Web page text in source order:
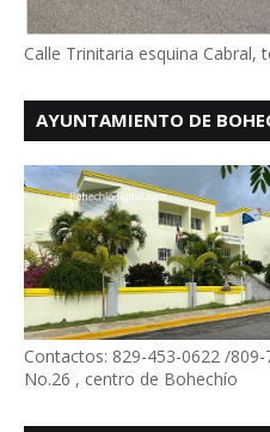
Calle Trinitaria esquina Cabral,
AYUNTAMIENTO DE
Contactos: 829-453-0622 /
No.26 , centro de Bohechío